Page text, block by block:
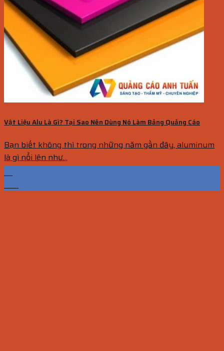
Vật Liệu Alu Là Gì? Tại Sao Nên Dùng Nó Làm Bảng Quảng Cáo
Bạn biết không thì trong những năm gần đây, aluminum
là gì nổi lên như...